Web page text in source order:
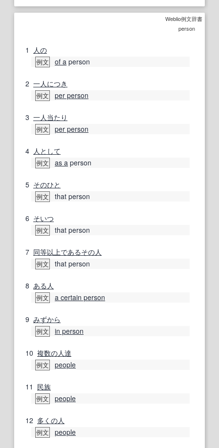
Weblio例文辞書
person
1 人の
例文 of a person
2 一人につき
例文 per person
3 一人当たり
例文 per person
4 人として
例文 as a person
5 そのひと
例文 that person
6 そいつ
例文 that person
7 同等以上であるその人
例文 that person
8 ある人
例文 a certain person
9 みずから
例文 in person
10 複数の人達
例文 people
11 民族
例文 people
12 多くの人
例文 people